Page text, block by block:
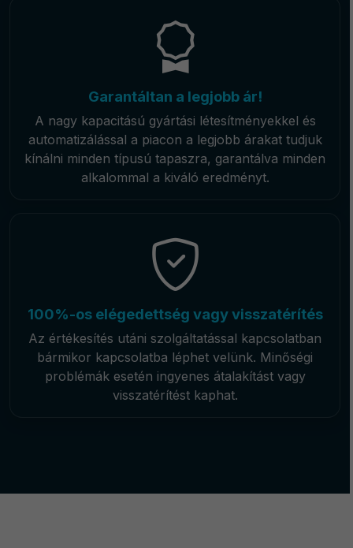
Garantáltan a legjobb ár!
A nagy kapacitású gyártási létesítményekkel és
automatizálással a piacon a legjobb árakat tudjuk
kínálni minden típusú tapaszra, garantálva minden
alkalommal a kiváló eredményt.
100%-os elégedettség vagy visszatérítés
Az értékesítés utáni szolgáltatással kapcsolatban
bármikor kapcsolatba léphet velünk. Minőségi
problémák esetén ingyenes átalakítást vagy
visszatérítést kaphat.